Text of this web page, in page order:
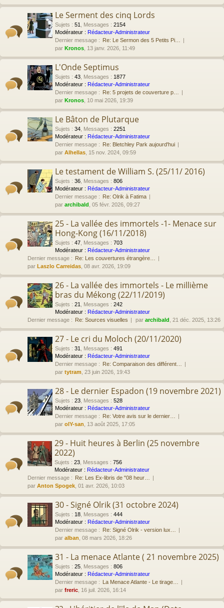
Le Serment des cinq Lords
Sujets : 51 Messages : 2154
Modérateur : Rédacteur-Administrateur
Dernier message : Re: Le Sermon des 5 Petits Pi…
par Kronos , 13 janv. 2026, 11:49
L'Onde Septimus
Sujets : 43 Messages : 1877
Modérateur : Rédacteur-Administrateur
Dernier message : Re: 5 projets de couverture p…
par Kronos , 10 mai 2026, 19:39
Le Bâton de Plutarque
Sujets : 34 Messages : 2251
Modérateur : Rédacteur-Administrateur
Dernier message : Re: Bletchley Park aujourd'hui
par Alhellas , 15 nov. 2024, 09:59
Le testament de William S. (25/11/ 2016)
Sujets : 36 Messages : 806
Modérateur : Rédacteur-Administrateur
Dernier message : Re: Olrik à Fatima
par archibald , 05 févr. 2026, 09:27
25 - La vallée des immortels -1- Menace sur
Hong-Kong (16/11/2018)
Sujets : 47 Messages : 703
Modérateur : Rédacteur-Administrateur
Dernier message : Re: Les couvertures étrangère…
par Laszlo Carreidas , 08 avr. 2026, 19:09
26 - La vallée des immortels - Le millième
bras du Mékong (22/11/2019)
Sujets : 21 Messages : 242
Modérateur : Rédacteur-Administrateur
Dernier message : Re: Sources visuelles par archibald , 21 déc. 2025, 13:26
27 - Le cri du Moloch (20/11/2020)
Sujets : 31 Messages : 491
Modérateur : Rédacteur-Administrateur
Dernier message : Re: Comparaison des différent…
par tytram , 23 juin 2026, 19:43
28 - Le dernier Espadon (19 novembre 2021)
Sujets : 23 Messages : 528
Modérateur : Rédacteur-Administrateur
Dernier message : Re: Votre avis sur le dernier…
par olY-san , 13 août 2025, 17:05
29 - Huit heures à Berlin (25 novembre
2022)
Sujets : 23 Messages : 756
Modérateur : Rédacteur-Administrateur
Dernier message : Re: Les Ex-libris de "08 heur…
par Anton Spogek , 01 avr. 2026, 10:03
30 - Signé Olrik (31 octobre 2024)
Sujets : 18 Messages : 444
Modérateur : Rédacteur-Administrateur
Dernier message : Re: Signé Olrik - version lux…
par alban , 08 mars 2026, 18:26
31 - La menace Atlante ( 21 novembre 2025)
Sujets : 25 Messages : 806
Modérateur : Rédacteur-Administrateur
Dernier message : La Menace Atlante - Le tirage…
par freric , 16 juil. 2026, 16:14